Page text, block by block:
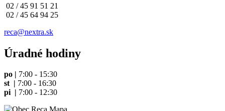
02 / 45 91 51 21
02 / 45 64 94 25
reca@nextra.sk
Úradné hodiny
po | 7:00 - 15:30
st | 7:00 - 16:30
pi | 7:00 - 12:30